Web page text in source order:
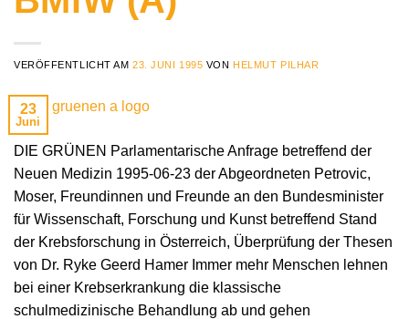
VERÖFFENTLICHT AM23. JUNI 1995 VON HELMUT PILHAR
23
Juni
DIE GRÜNEN Parlamentarische Anfrage betreffend der
Neuen Medizin 1995-06-23 der Abgeordneten Petrovic,
Moser, Freundinnen und Freunde an den Bundesminister
für Wissenschaft, Forschung und Kunst betreffend Stand
der Krebsforschung in Österreich, Überprüfung der Thesen
von Dr. Ryke Geerd Hamer Immer mehr Menschen lehnen
bei einer Krebserkrankung die klassische
schulmedizinische Behandlung ab und gehen